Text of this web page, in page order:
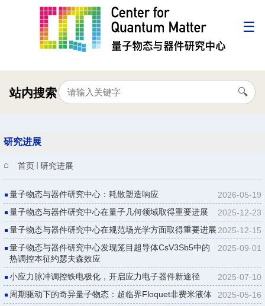
站内搜索
研究进展
首页 研究进展
量子物态与器件研究中心：耗散塑造响应
2026-05-19
量子物态与器件研究中心在量子几何领域取得重要进展
2025-12-23
量子物态与器件研究中心在规范场光学方面取得重要进展 2025-12-15
量子物态与器件研究中心发现笼目超导体CsV3Sb5中的
热调控本征约瑟夫森效应
2025-09-01
小应力脉冲调控铁电极化，开启应力电子器件新途径
2025-07-10
周期驱动下的奇异量子物态：超临界Floquet非费米液体
2025-05-16